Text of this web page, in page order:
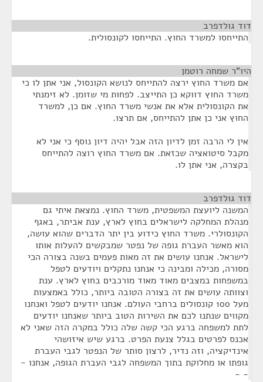
דוד גולדפרב
התייחסו למשרד החוץ. התייחסו לקונסולית.
היו"ר שמחה רוטמן
אם משרד החוץ ירצה להתייחס לנושא הקונסול, אני אתן לו כי
משרד החוץ דווקא כן התייצב. לפחות מי שזומן. לא זימנתי
את הקונסולית אלא את אנשי משרד החוץ. אם כן, למשרד
החוץ אני כן אתן להתייחס, אם תרצו.
אין לי הרבה זמן לדיון הזה אבל יהיה דיון נוסף כי אני לא
מקבל סיטואציה שכזאת. אם משרד החוץ רוצה להתייחס
בקצרה, אני אתן לו.
דוד גולדפרב
המשנה ליועצת המשפטית, משרד החוץ. נמצאת איתי גם
מנהלת המחלקה לישראלים בחוץ לארץ, ענת אביתר, באגף
הקונסולרי. משרד החוץ כידוע בין יתר הדברים שהוא עושה,
הוא מאשר העברת גופה של נפטר שמבקשים להעלות אותו
לישראל. אנחנו עושים את זה מאות פעמים בשנה בצורה הכי
מסורה, מכילה ומבינה כי אנחנו נתקלים ויודעים לטפל
במשפחות במצבים מאוד מאוד מורכבים בחוץ לארץ. ענת
וצוותה עושים את זה בצורה הטובה ביותר, כולל באמצעות
מעל 100 קונסולים ברחבי העולם. אנחנו יודעים לטפל ואנחנו
מקווים שנתנו לכם את השירות הטוב ביותר שאנחנו יודעים
לתת למשפחה ברגע הכי קשה שלה כולל במקרה הזה שאני לא
אכנס לפרטים בגלל צנעת הפרט. ברגע שיש איזושהי
אינדיקציה, וזה נדיר, לרצון סותר של הנפטר לגבי העברת
גופתו או מחלוקת בתוך המשפחה לגבי העברת הגופה, אנחנו -
- -